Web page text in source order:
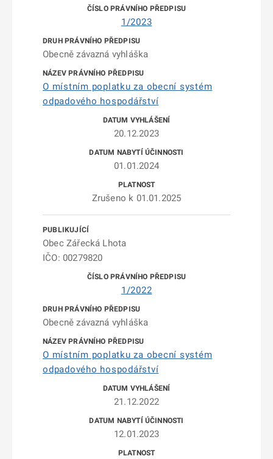
1/2023
Obecně závazná vyhláška
O místním poplatku za obecní systém
odpadového hospodářství
20.12.2023
01.01.2024
Zrušeno k 01.01.2025
Obec Zářecká Lhota
IČO: 00279820
1/2022
Obecně závazná vyhláška
O místním poplatku za obecní systém
odpadového hospodářství
21.12.2022
12.01.2023